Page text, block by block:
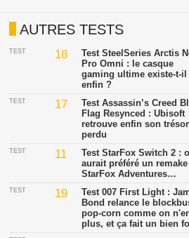
AUTRES TESTS
TEST 18
Test SteelSeries Arctis
Pro Omni : le casque
gaming ultime existe-t-il
enfin ?
TEST 17
Test Assassin’s Creed
Flag Resynced : Ubisoft
retrouve enfin son trésor
perdu
TEST 11
Test StarFox Switch 2 :
aurait préféré un
StarFox Adventures…
TEST 19
Test 007 First Light :
Bond relance le
pop-corn comme on
plus, et ça fait un bien